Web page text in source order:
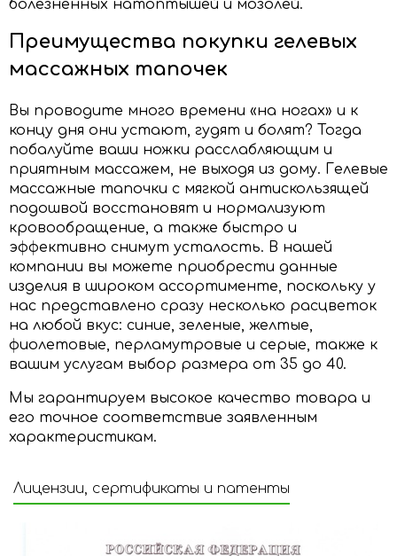
болезненных натоптышей и мозолей.
Преимущества покупки гелевых
массажных тапочек
Вы проводите много времени «на ногах» и к
концу дня они устают, гудят и болят? Тогда
побалуйте ваши ножки расслабляющим и
приятным массажем, не выходя из дому. Гелевые
массажные тапочки с мягкой антискользящей
подошвой восстановят и нормализуют
кровообращение, а также быстро и
эффективно снимут усталость. В нашей
компании вы можете приобрести данные
изделия в широком ассортименте, поскольку у
нас представлено сразу несколько расцветок
на любой вкус: синие, зеленые, желтые,
фиолетовые, перламутровые и серые, также к
вашим услугам выбор размера от 35 до 40.
Мы гарантируем высокое качество товара и
его точное соответствие заявленным
характеристикам.
Лицензии, сертификаты и патенты